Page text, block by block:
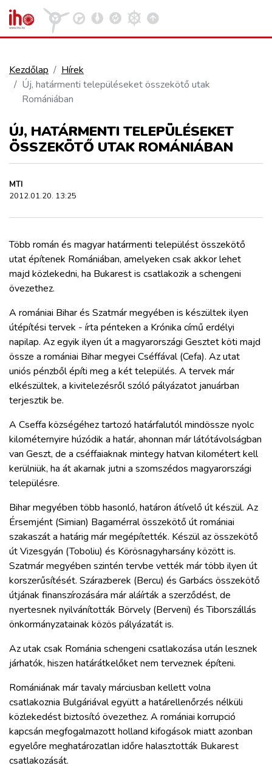
VASÚT
KÖZÚT
REPÜLÉS
KÖZLEKEDÉSFEJLESZTÉS
ELLÁTÁSI LÁNC
ZÖLDÚT
HAJÓZÁS
BLOG
ARCHÍVUM
WEBSHOP
BELÉPÉS
Kezdőlap
Hírek
Új, határmenti településeket összekötő utak
Romániában
ÚJ, HATÁRMENTI TELEPÜLÉSEKET
ÖSSZEKÖTŐ UTAK ROMÁNIÁBAN
MTI
2012.01.20. 13:25
Több román és magyar határmenti települést összekötő
utat építenek Romániában, amelyeken csak akkor lehet
majd közlekedni, ha Bukarest is csatlakozik a schengeni
övezethez.
A romániai Bihar és Szatmár megyében is készültek ilyen
útépítési tervek - írta pénteken a Krónika című erdélyi
napilap. Az egyik ilyen út a magyarországi Gesztet köti majd
össze a romániai Bihar megyei Cséffával (Cefa). Az utat
uniós pénzből építi meg a két település. A tervek már
elkészültek, a kivitelezésről szóló pályázatot januárban
terjesztik be.
A Cseffa községéhez tartozó határfalutól mindössze nyolc
kilométernyire húzódik a határ, ahonnan már látótávolságban
van Geszt, de a cséffaiaknak mintegy hatvan kilométert kell
kerülniük, ha át akarnak jutni a szomszédos magyarországi
településre.
Bihar megyében több hasonló, határon átívelő út készül. Az
Érsemjént (Simian) Bagamérral összekötő út romániai
szakaszát a határig már megépítették. Készül az összekötő
út Vizesgyán (Toboliu) és Körösnagyharsány között is.
Szatmár megyében szintén tervbe vették már több ilyen út
korszerűsítését. Szárazberek (Bercu) és Garbács összekötő
útjának finanszírozására már aláírták a szerződést, de
nyertesnek nyilvánították Börvely (Berveni) és Tiborszállás
önkormányzatainak közös pályázatát is.
Az utak csak Románia schengeni csatlakozása után lesznek
járhatók, hiszen határátkelőket nem terveznek építeni.
Romániának már tavaly márciusban kellett volna
csatlakoznia Bulgáriával együtt a határellenőrzés nélküli
közlekedést biztosító övezethez. A romániai korrupció
kapcsán megfogalmazott holland kifogások miatt azonban
egyelőre meghatározatlan időre halasztották Bukarest
csatlakozását.